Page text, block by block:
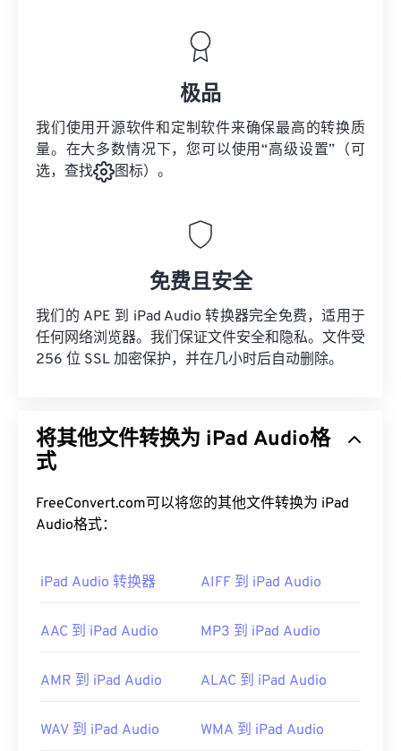
极品
我们使用开源软件和定制软件来确保最高的转换质
量。在大多数情况下，您可以使用“高级设置”（可
选，查找
图标）。
免费且安全
我们的 APE 到 iPad Audio 转换器完全免费，适用于
任何网络浏览器。我们保证文件安全和隐私。文件受
256 位 SSL 加密保护，并在几小时后自动删除。
将其他文件转换为 iPad Audio格
式
FreeConvert.com可以将您的其他文件转换为 iPad
Audio格式：
iPad Audio 转换器 AIFF 到 iPad Audio
AAC 到 iPad Audio MP3 到 iPad Audio
AMR 到 iPad Audio ALAC 到 iPad Audio
WAV 到 iPad Audio WMA 到 iPad Audio